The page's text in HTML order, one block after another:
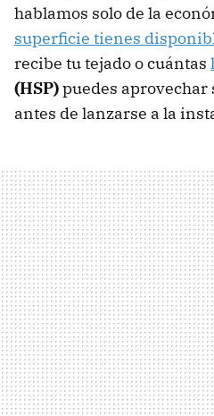
hablamos solo de la
superficie tienes
recibe tu tejado o cuántas
(HSP)puedes aprovechar
antes de lanzarse a la